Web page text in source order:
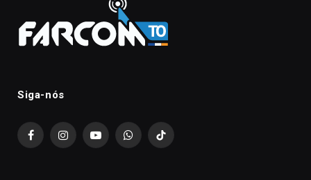
Siga-nós
FacebookInstagramYouTubeWhatsAppTikTok